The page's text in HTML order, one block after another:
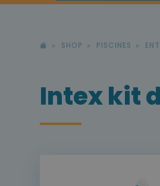
SHOP PISCINES
Intex kit